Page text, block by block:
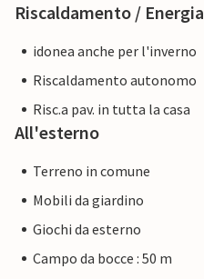
Riscaldamento / Energia
idonea anche per l'inverno
Riscaldamento autonomo
Risc.a pav. in tutta la casa
All'esterno
Terreno in comune
Mobili da giardino
Giochi da esterno
Campo da bocce : 50 m